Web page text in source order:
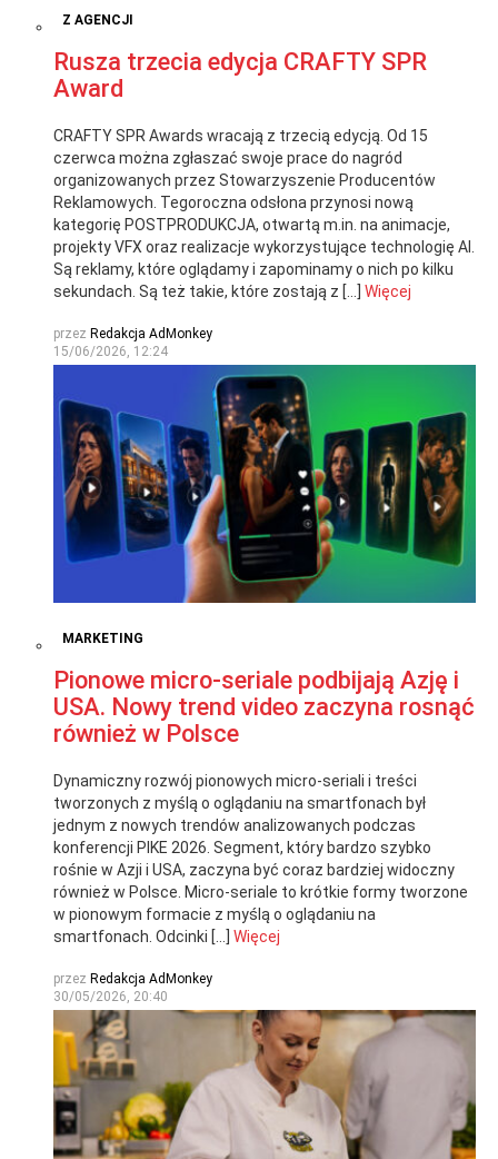
Z AGENCJI
Rusza trzecia edycja CRAFTY SPR
Award
CRAFTY SPR Awards wracają z trzecią edycją. Od 15
czerwca można zgłaszać swoje prace do nagród
organizowanych przez Stowarzyszenie Producentów
Reklamowych. Tegoroczna odsłona przynosi nową
kategorię POSTPRODUKCJA, otwartą m.in. na animacje,
projekty VFX oraz realizacje wykorzystujące technologię AI.
Są reklamy, które oglądamy i zapominamy o nich po kilku
sekundach. Są też takie, które zostają z […] Więcej
przez Redakcja AdMonkey
15/06/2026, 12:24
MARKETING
Pionowe micro-seriale podbijają Azję i
USA. Nowy trend video zaczyna rosnąć
również w Polsce
Dynamiczny rozwój pionowych micro-seriali i treści
tworzonych z myślą o oglądaniu na smartfonach był
jednym z nowych trendów analizowanych podczas
konferencji PIKE 2026. Segment, który bardzo szybko
rośnie w Azji i USA, zaczyna być coraz bardziej widoczny
również w Polsce. Micro-seriale to krótkie formy tworzone
w pionowym formacie z myślą o oglądaniu na
smartfonach. Odcinki […] Więcej
przez Redakcja AdMonkey
30/05/2026, 20:40